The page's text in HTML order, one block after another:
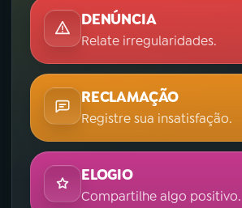
DENÚNCIA
Relate irregularidades.
RECLAMAÇÃO
Registre sua insatisfação.
ELOGIO
Compartilhe algo positivo.